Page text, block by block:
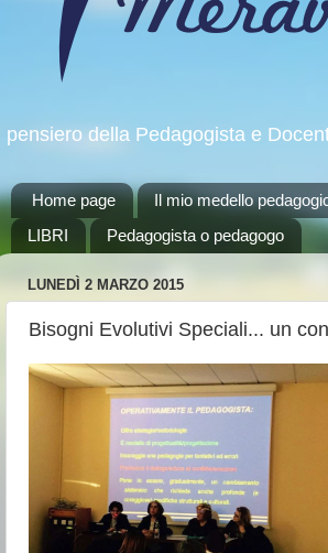
pensiero della Pedagogista e
Home page Il mio medello
LIBRI
Pedagogista o pedagogo
LUNEDÌ 2 MARZO 2015
Bisogni Evolutivi Speciali... un